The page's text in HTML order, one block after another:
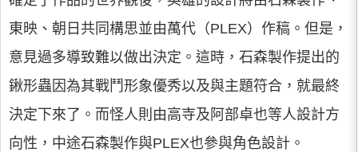
東映、朝日共同構思並由萬代（PLEX）作稿。但是，
意見過多導致難以做出決定。這時，石森製作提出的
鍬形蟲因為其戰鬥形象優秀以及與主題符合，就最終
決定下來了。而怪人則由高寺及阿部卓也等人設計方
向性，中途石森製作與PLEX也參與角色設計。